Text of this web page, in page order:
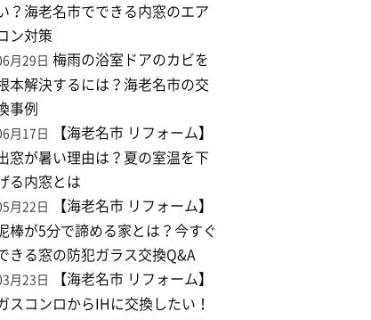
？海老名市でできる内窓のエア
ン対策
月29日 梅雨の浴室ドアのカビを
本解決するには？海老名市の交
事例
月17日
【海老名市 リフォーム】
窓が暑い理由は？夏の室温を下
る内窓とは
月22日
【海老名市 リフォーム】
棒が5分で諦める家とは？今すぐ
きる窓の防犯ガラス交換Q&A
月23日
【海老名市 リフォーム】
スコンロからIHに交換したい！